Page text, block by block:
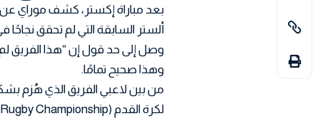
بعد مباراة إكستر، كشف موراي عن
ألستر السابقة التي لم تحقق نجاحًا
وصل إلى حد قول إن “هذا الفريق
وهذا صحيح تمامًا.
من بين لاعبي الفريق الذي هُزم